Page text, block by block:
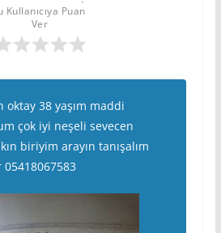
Kullanıcıya Puan
Ver
oktay 38 yaşım maddi
çok iyi neşeli sevecen
biriyim arayın tanışalım
05418067583